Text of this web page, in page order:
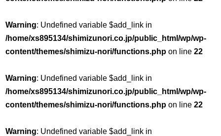
Warning: Undefined variable $add_link in
/home/xs895134/shimizunori.co.jp/public_html/wp/wp-
content/themes/shimizu-nori/functions.php on line22
Warning: Undefined variable $add_link in
/home/xs895134/shimizunori.co.jp/public_html/wp/wp-
content/themes/shimizu-nori/functions.php on line22
Warning: Undefined variable $add_link in